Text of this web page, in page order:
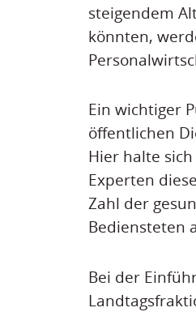
steigendem
könnten,
Ein wichtiger
öffentlichen
Hier halte
Experten
Zahl der
Bediensteten
Bei der